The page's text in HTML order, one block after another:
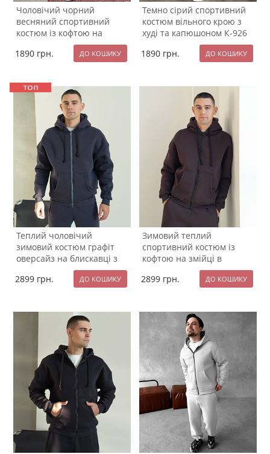
Чоловічий чорний
весняний спортивний
костюм із кофтою на
блискавці К-923
1890 грн.
Темно сірий спортивний
костюм вільного крою з
худі та капюшоном К-926
1890 грн.
Теплий чоловічий
зимовий костюм графіт
оверсайз на блискавці з
капюшоном К-984
2899 грн.
Зимовий теплий
спортивний костюм із
кофтою на змійці в
коричневому відтінку
К-983
2899 грн.